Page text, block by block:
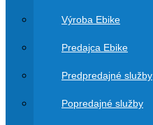
Výroba Ebike
Predajca Ebike
Predpredajné služby
Popredajné služby